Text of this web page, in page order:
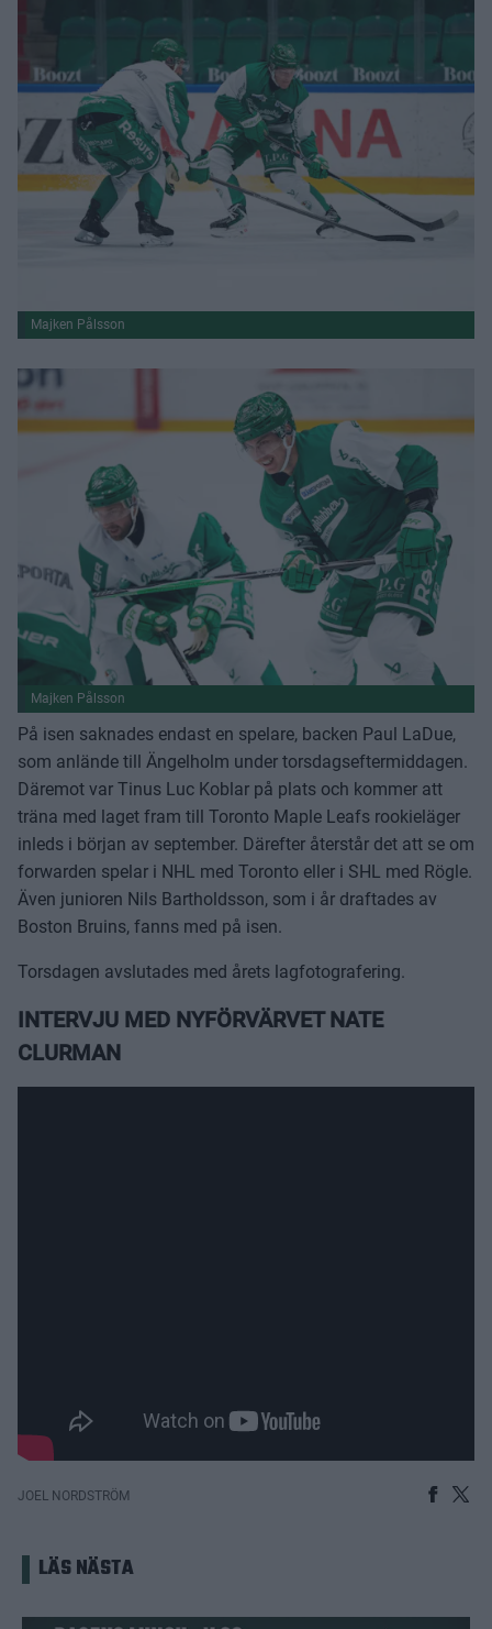
Majken Pålsson
Majken Pålsson
På isen saknades endast en spelare, backen Paul LaDue,
som anlände till Ängelholm under torsdagseftermiddagen.
Däremot var Tinus Luc Koblar på plats och kommer att
träna med laget fram till Toronto Maple Leafs rookieläger
inleds i början av september. Därefter återstår det att se om
forwarden spelar i NHL med Toronto eller i SHL med Rögle.
Även junioren Nils Bartholdsson, som i år draftades av
Boston Bruins, fanns med på isen.
Torsdagen avslutades med årets lagfotografering.
INTERVJU MED NYFÖRVÄRVET NATE
CLURMAN
JOEL NORDSTRÖM
LÄS NÄSTA